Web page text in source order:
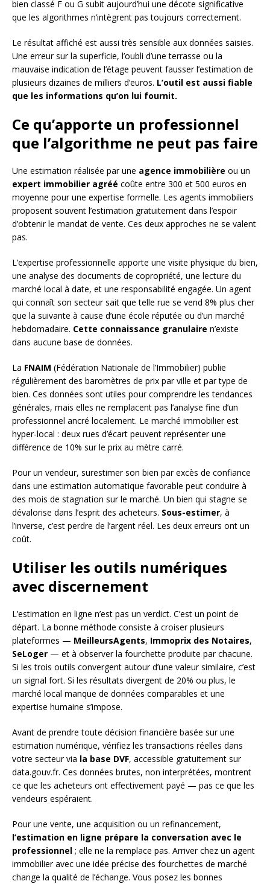
bien classé F ou G subit aujourd’hui une décote significative
que les algorithmes n’intègrent pas toujours correctement.
Le résultat affiché est aussi très sensible aux données saisies.
Une erreur sur la superficie, l’oubli d’une terrasse ou la
mauvaise indication de l’étage peuvent fausser l’estimation de
plusieurs dizaines de milliers d’euros. L’outil est aussi fiable
que les informations qu’on lui fournit.
Ce qu’apporte un professionnel
que l’algorithme ne peut pas faire
Une estimation réalisée par une agence immobilière ou un
expert immobilier agréé coûte entre 300 et 500 euros en
moyenne pour une expertise formelle. Les agents immobiliers
proposent souvent l’estimation gratuitement dans l’espoir
d’obtenir le mandat de vente. Ces deux approches ne se valent
pas.
L’expertise professionnelle apporte une visite physique du bien,
une analyse des documents de copropriété, une lecture du
marché local à date, et une responsabilité engagée. Un agent
qui connaît son secteur sait que telle rue se vend 8% plus cher
que la suivante à cause d’une école réputée ou d’un marché
hebdomadaire. Cette connaissance granulaire n’existe
dans aucune base de données.
La FNAIM (Fédération Nationale de l’Immobilier) publie
régulièrement des baromètres de prix par ville et par type de
bien. Ces données sont utiles pour comprendre les tendances
générales, mais elles ne remplacent pas l’analyse fine d’un
professionnel ancré localement. Le marché immobilier est
hyper-local : deux rues d’écart peuvent représenter une
différence de 10% sur le prix au mètre carré.
Pour un vendeur, surestimer son bien par excès de confiance
dans une estimation automatique favorable peut conduire à
des mois de stagnation sur le marché. Un bien qui stagne se
dévalorise dans l’esprit des acheteurs. Sous-estimer, à
l’inverse, c’est perdre de l’argent réel. Les deux erreurs ont un
coût.
Utiliser les outils numériques
avec discernement
L’estimation en ligne n’est pas un verdict. C’est un point de
départ. La bonne méthode consiste à croiser plusieurs
plateformes — MeilleursAgents, Immoprix des Notaires,
SeLoger — et à observer la fourchette produite par chacune.
Si les trois outils convergent autour d’une valeur similaire, c’est
un signal fort. Si les résultats divergent de 20% ou plus, le
marché local manque de données comparables et une
expertise humaine s’impose.
Avant de prendre toute décision financière basée sur une
estimation numérique, vérifiez les transactions réelles dans
votre secteur via la base DVF, accessible gratuitement sur
data.gouv.fr. Ces données brutes, non interprétées, montrent
ce que les acheteurs ont effectivement payé — pas ce que les
vendeurs espéraient.
Pour une vente, une acquisition ou un refinancement,
l’estimation en ligne prépare la conversation avec le
professionnel ; elle ne la remplace pas. Arriver chez un agent
immobilier avec une idée précise des fourchettes de marché
change la qualité de l’échange. Vous posez les bonnes